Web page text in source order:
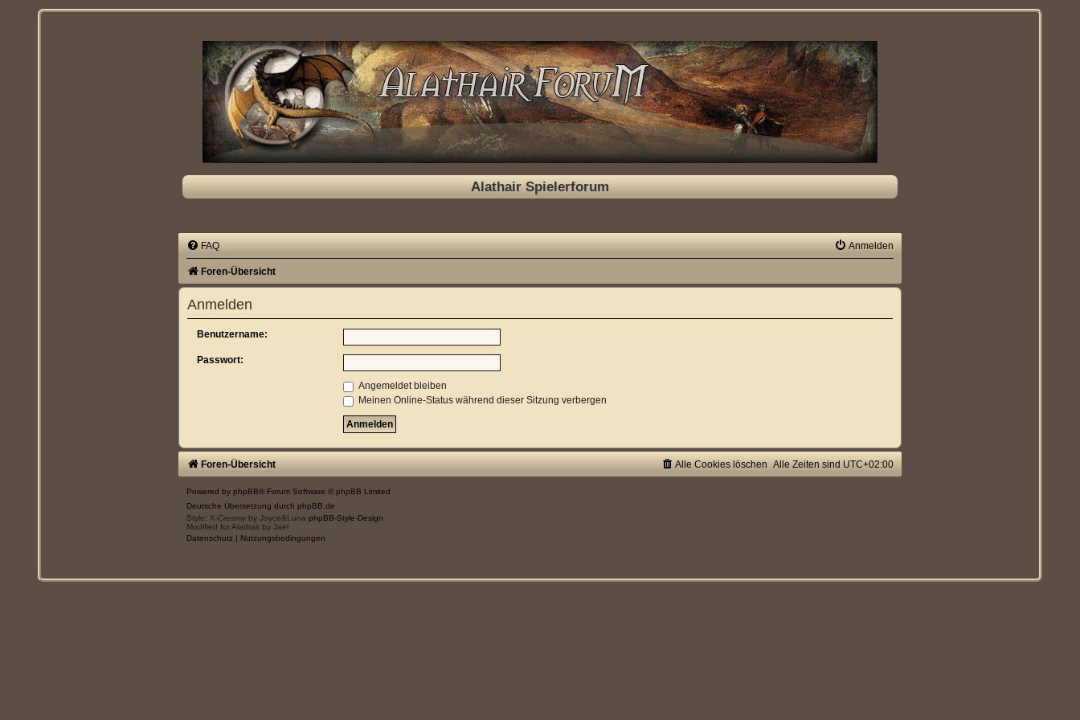
Alathair Spielerforum
FAQ Anmelden
Foren-Übersicht
Anmelden
Benutzername:
Passwort:
Angemeldet bleiben
Meinen Online-Status während dieser Sitzung verbergen
Foren-Übersicht Alle Zeiten sind UTC+02:00
Alle Cookies löschen
Powered by phpBB® Forum Software © phpBB Limited
Deutsche Übersetzung durch phpBB.de
Style: X-Creamy by Joyce&Luna phpBB-Style-Design
Modified for Alathair by Jael
Datenschutz
Nutzungsbedingungen